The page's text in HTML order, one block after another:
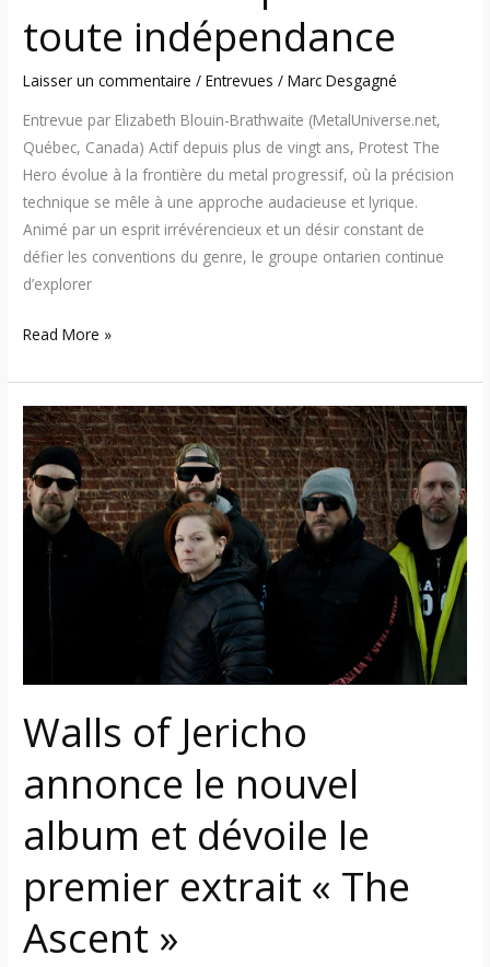
toute indépendance
Laisser un commentaire /Entrevues /Marc Desgagné
Entrevue par Elizabeth Blouin-Brathwaite (MetalUniverse.net,
Québec, Canada) Actif depuis plus de vingt ans, Protest The
Hero évolue à la frontière du metal progressif, où la précision
technique se mêle à une approche audacieuse et lyrique.
Animé par un esprit irrévérencieux et un désir constant de
défier les conventions du genre, le groupe ontarien continue
d’explorer
Read More »
Walls of Jericho
annonce le nouvel
album et dévoile le
premier extrait « The
Ascent »
Walls
of
Jericho
annonce
nouvel
premier
extrait
« The
Ascent »